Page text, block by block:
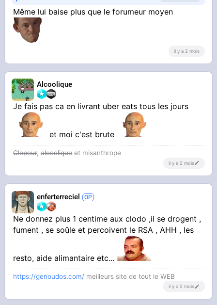
YOUTUBE
ÇA DEALE EN FACE DU MINISTÈRE DE LA
JUSTICE 🤯 (c'est la folie)
Vincent Lapierre
reportage à deux pas du ministère de la justice
de vincent lapierre
Le cracked de merde qui chie son crack et le
2100 euro par mois cache pour se droguer
Même lui baise plus que le forumeur moyen
il y a 2 mois
Alcoolique
Je fais pas ca en livrant uber eats tous les jours
et moi c'est brute
Clopeur,alcooliqueet misanthrope
il y a 2 mois
enferterreciel
Ne donnez plus 1 centime aux clodo ,il se drogent ,
fument , se soûle et percoivent le RSA , AHH , les
resto, aide alimantaire etc...
https://genoudos.com/ meilleurs site de tout le WEB
il y a 2 mois